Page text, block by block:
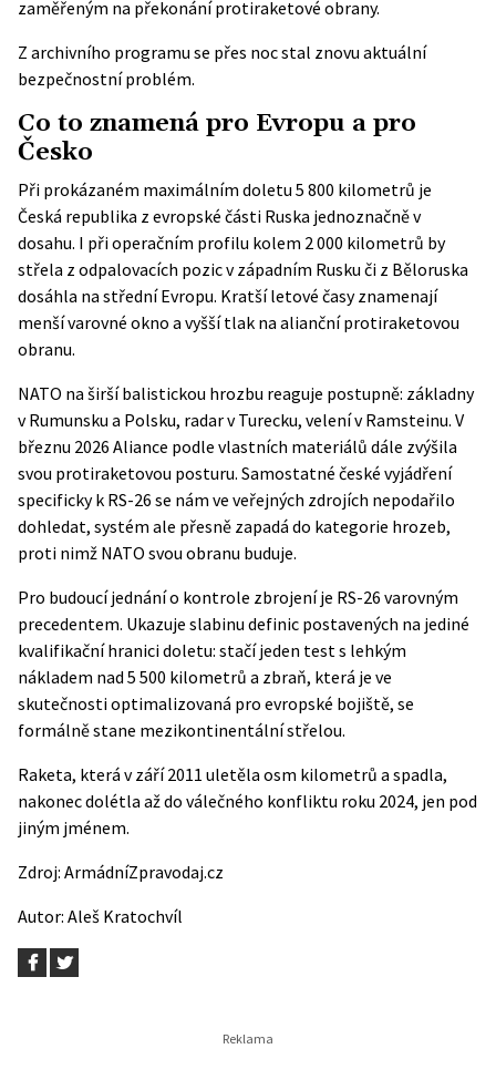
zaměřeným na překonání protiraketové obrany.
Z archivního programu se přes noc stal znovu aktuální
bezpečnostní problém.
Co to znamená pro Evropu a pro
Česko
Při prokázaném maximálním doletu 5 800 kilometrů je
Česká republika z evropské části Ruska jednoznačně v
dosahu. I při operačním profilu kolem 2 000 kilometrů by
střela z odpalovacích pozic v západním Rusku či z Běloruska
dosáhla na střední Evropu. Kratší letové časy znamenají
menší varovné okno a vyšší tlak na alianční protiraketovou
obranu.
NATO na širší balistickou hrozbu reaguje postupně: základny
v Rumunsku a Polsku, radar v Turecku, velení v Ramsteinu. V
březnu 2026 Aliance podle vlastních materiálů dále zvýšila
svou protiraketovou posturu. Samostatné české vyjádření
specificky k RS-26 se nám ve veřejných zdrojích nepodařilo
dohledat, systém ale přesně zapadá do kategorie hrozeb,
proti nimž NATO svou obranu buduje.
Pro budoucí jednání o kontrole zbrojení je RS-26 varovným
precedentem. Ukazuje slabinu definic postavených na jediné
kvalifikační hranici doletu: stačí jeden test s lehkým
nákladem nad 5 500 kilometrů a zbraň, která je ve
skutečnosti optimalizovaná pro evropské bojiště, se
formálně stane mezikontinentální střelou.
Raketa, která v září 2011 uletěla osm kilometrů a spadla,
nakonec dolétla až do válečného konfliktu roku 2024, jen pod
jiným jménem.
Zdroj: ArmádníZpravodaj.cz
Autor: Aleš Kratochvíl